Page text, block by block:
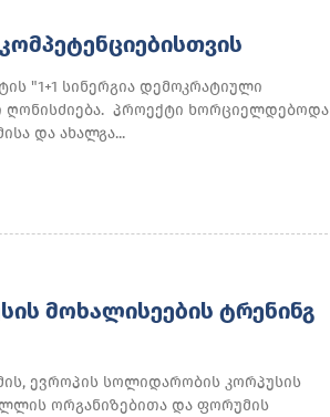
"1+1 სინერგია დემოკრატიული
ღონისძიება. პროექტი ხორციელდებოდა
და ახალგა...
ᲛᲝᲮᲐᲚᲘᲡᲔᲔᲑᲘᲡ ᲢᲠᲔᲜᲘᲜᲒ
ევროპის სოლიდარობის კორპუსის
ორგანიზებითა და ფორუმის